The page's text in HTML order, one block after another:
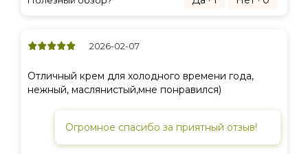
2026-02-07
Отличный крем для холодного времени года,
нежный, маслянистый,мне понравился)
Огромное спасибо за приятный отзыв!